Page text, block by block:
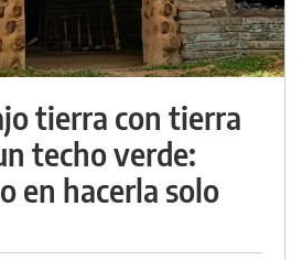
tierra con tierra
techo verde:
en hacerla solo